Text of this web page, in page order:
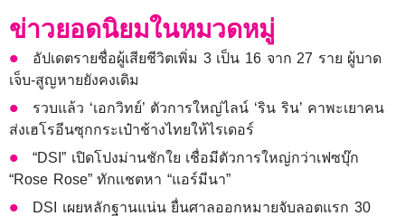
ข่าวยอดนิยมในหมวดหมู่
อัปเดตรายชื่อผู้เสียชีวิตเพิ่ม 3 เป็น 16 จาก 27 ราย ผู้บาด
เจ็บ-สูญหายยังคงเดิม
รวบแล้ว ‘เอกวิทย์’ ตัวการใหญ่ไลน์ ‘ริน ริน’ คาพะเยาคน
ส่งเฮโรอีนซุกกระเป๋าช้างไทยให้ไรเดอร์
“DSI” เปิดโปงม่านชักใย เชื่อมีตัวการใหญ่กว่าเฟซบุ๊ก
“Rose Rose” ทักเเชตหา “แอร์มีนา”
DSI เผยหลักฐานแน่น ยื่นศาลออกหมายจับลอตแรก 30